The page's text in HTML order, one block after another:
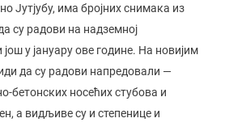
Јутјубу, има бројних снимака из
су радови на надземној
још у јануару ове године. На новијим
да су радови напредовали —
бетонских носећих стубова и
а видљиве су и степенице и